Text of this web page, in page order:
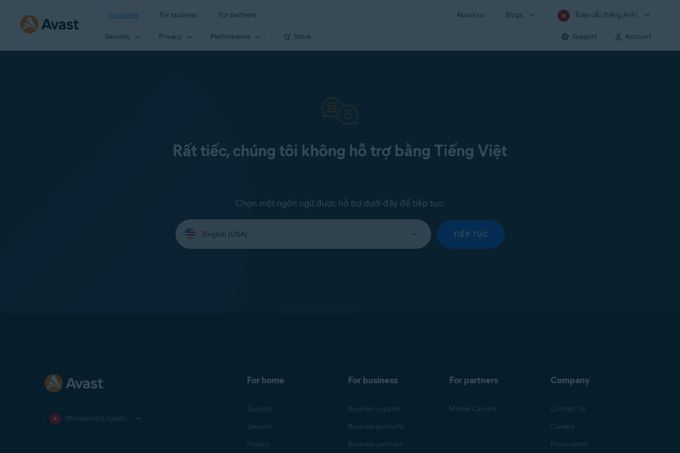
For home For business For partners About us Blogs Toàn cầu (tiếng Anh)
Security Privacy Performance Store Support Account
Rất tiếc, chúng tôi không hỗ trợ bằng Tiếng Việt
Chọn một ngôn ngữ được hỗ trợ dưới đây để tiếp tục:
Select
your
language:
TIẾP TỤC
Worldwide (English)
For home
Support
Security
Privacy
For business
Business support
Business products
Business partners
For partners
Mobile Carriers
Company
Contact Us
Careers
Press center